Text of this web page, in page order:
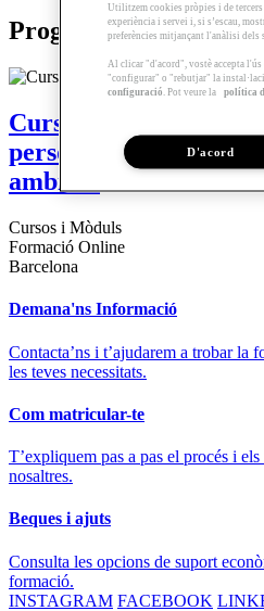
Programes relacionats
Curs | L’urbanisme al
persones. Salut,
ambient
Cursos i Mòduls
Formació Online
Barcelona
Demana'ns Informació
Contacta’ns i t’ajudarem a trobar la
les teves necessitats.
Com matricular-te
T’expliquem pas a pas el procés i
nosaltres.
Beques i ajuts
Consulta les opcions de suport
formació.
INSTAGRAM FACEBOOK
Utilitzem cookies pròpies i de
experiència i servei i, si s’escau,
preferències mitjançant l'anàlisi dels
Al clicar "d'acord", vostè accepta l'ús
"configurar" o "rebutjar" la
configuració . Pot veure la política
D'acord